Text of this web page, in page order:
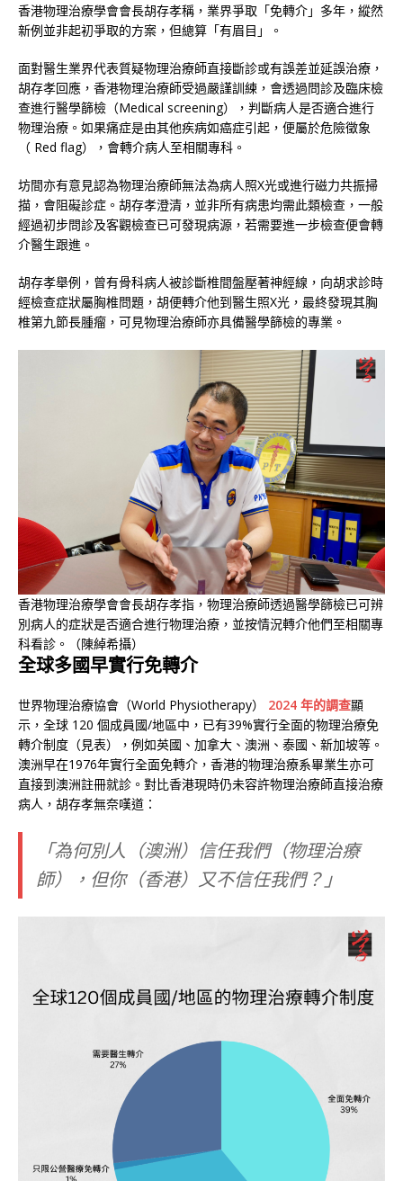
香港物理治療學會會長胡存孝稱，業界爭取「免轉介」多年，縱然
新例並非起初爭取的方案，但總算「有眉目」。
面對醫生業界代表質疑物理治療師直接斷診或有誤差並延誤治療，
胡存孝回應，香港物理治療師受過嚴謹訓練，會透過問診及臨床檢
查進行醫學篩檢（Medical screening），判斷病人是否適合進行
物理治療。如果痛症是由其他疾病如癌症引起，便屬於危險徵象
（ Red flag），會轉介病人至相關專科。
坊間亦有意見認為物理治療師無法為病人照X光或進行磁力共振掃
描，會阻礙診症。胡存孝澄清，並非所有病患均需此類檢查，一般
經過初步問診及客觀檢查已可發現病源，若需要進一步檢查便會轉
介醫生跟進。
胡存孝舉例，曾有骨科病人被診斷椎間盤壓著神經線，向胡求診時
經檢查症狀屬胸椎問題，胡便轉介他到醫生照X光，最終發現其胸
椎第九節長腫瘤，可見物理治療師亦具備醫學篩檢的專業。
香港物理治療學會會長胡存孝指，物理治療師透過醫學篩檢已可辨
別病人的症狀是否適合進行物理治療，並按情況轉介他們至相關專
科看診。（陳綽希攝）
全球多國早實行免轉介
世界物理治療協會（World Physiotherapy） 2024 年的調查顯
示，全球 120 個成員國/地區中，已有39%實行全面的物理治療免
轉介制度（見表），例如英國、加拿大、澳洲、泰國、新加坡等。
澳洲早在1976年實行全面免轉介，香港的物理治療系畢業生亦可
直接到澳洲註冊就診。對比香港現時仍未容許物理治療師直接治療
病人，胡存孝無奈嘆道：
「為何別人（澳洲）信任我們（物理治療
師），但你（香港）又不信任我們？」